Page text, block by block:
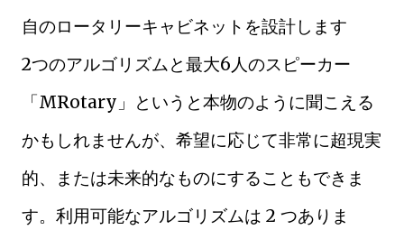
自のロータリーキャビネットを設計します
2つのアルゴリズムと最大6人のスピーカー
「MRotary」というと本物のように聞こえる
かもしれませんが、希望に応じて非常に超現実
的、または未来的なものにすることもできま
す。利用可能なアルゴリズムは 2 つありま